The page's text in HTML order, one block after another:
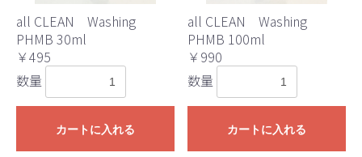
all CLEAN Washing
PHMB 30ml
￥495
数量
カートに入れる
all CLEAN Washing
PHMB 100ml
￥990
数量
カートに入れる